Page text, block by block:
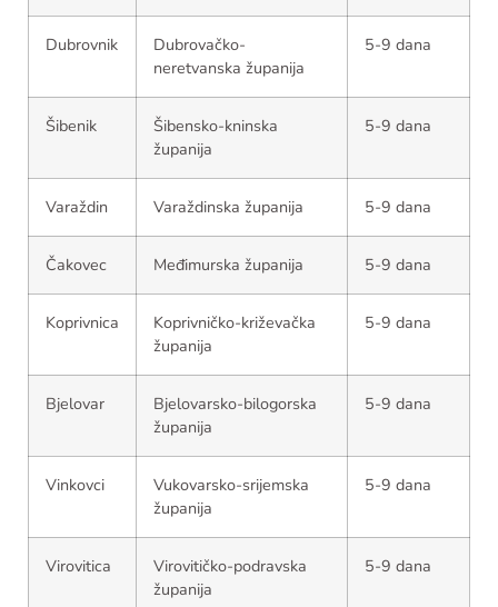
Dubrovnik
Dubrovačko-
neretvanska županija
5-9 dana
Šibenik
Šibensko-kninska
županija
5-9 dana
Varaždin Varaždinska županija 5-9 dana
Čakovec Međimurska županija 5-9 dana
Koprivnica
Koprivničko-križevačka
županija
5-9 dana
Bjelovar
Bjelovarsko-bilogorska
županija
5-9 dana
Vinkovci
Vukovarsko-srijemska
županija
5-9 dana
Virovitica
Virovitičko-podravska
županija
5-9 dana